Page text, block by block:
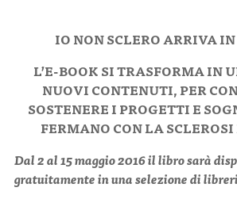
CONTATTI
ITA ENG
IO NON SCLERO ARRIVA
L’E-BOOK SI TRASFORMA IN
NUOVI CONTENUTI, PER
SOSTENERE I PROGETTI E
FERMANO CON LA
Dal 2 al 15 maggio 2016 il libro sarà
gratuitamente in una selezione di